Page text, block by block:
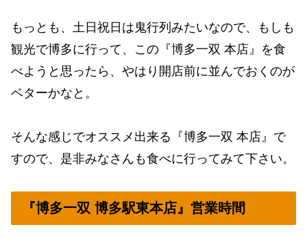
もっとも、土日祝日は鬼行列みたいなので、もしも
観光で博多に行って、この『博多一双 本店』を食
べようと思ったら、やはり開店前に並んでおくのが
ベターかなと。
そんな感じでオススメ出来る『博多一双 本店』で
すので、是非みなさんも食べに行ってみて下さい。
『博多一双 博多駅東本店』営業時間